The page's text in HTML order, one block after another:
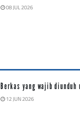
08 JUL 2026
Berkas yang wajib
12 JUN 2026